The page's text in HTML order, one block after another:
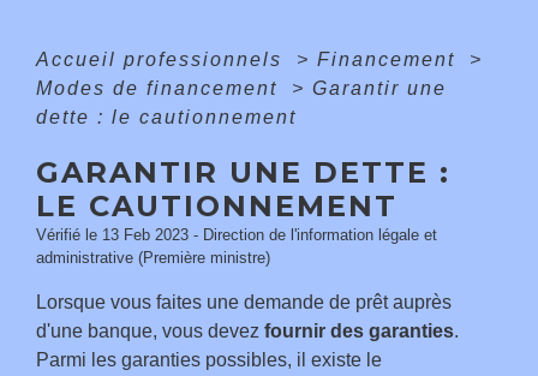
Accueil professionnels > Financement
>
Modes de financement
> Garantir une
dette : le cautionnement
GARANTIR UNE DETTE :
LE CAUTIONNEMENT
Vérifié le 13 Feb 2023 - Direction de l'information légale et
administrative (Première ministre)
Lorsque vous faites une demande de prêt auprès
d'une banque, vous devez fournir des garanties.
Parmi les garanties possibles, il existe le